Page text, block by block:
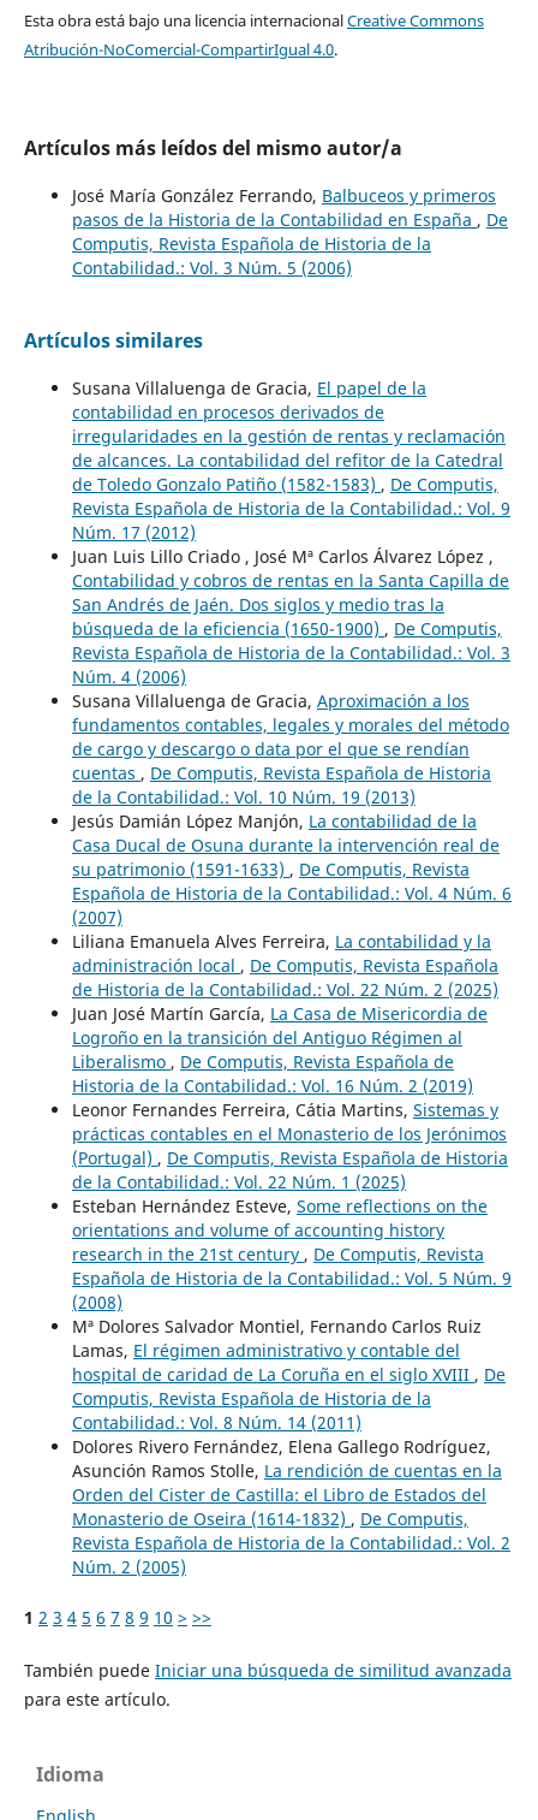
Esta obra está bajo una licencia internacionalCreative Commons
Atribución-NoComercial-CompartirIgual 4.0.
Artículos más leídos del mismo autor/a
José María González Ferrando, Balbuceos y primeros
pasos de la Historia de la Contabilidad en España , De
Computis, Revista Española de Historia de la
Contabilidad.: Vol. 3 Núm. 5 (2006)
Artículos similares
Susana Villaluenga de Gracia, El papel de la
contabilidad en procesos derivados de
irregularidades en la gestión de rentas y reclamación
de alcances. La contabilidad del refitor de la Catedral
de Toledo Gonzalo Patiño (1582-1583) , De Computis,
Revista Española de Historia de la Contabilidad.: Vol. 9
Núm. 17 (2012)
Juan Luis Lillo Criado , José Mª Carlos Álvarez López ,
Contabilidad y cobros de rentas en la Santa Capilla de
San Andrés de Jaén. Dos siglos y medio tras la
búsqueda de la eficiencia (1650-1900) , De Computis,
Revista Española de Historia de la Contabilidad.: Vol. 3
Núm. 4 (2006)
Susana Villaluenga de Gracia, Aproximación a los
fundamentos contables, legales y morales del método
de cargo y descargo o data por el que se rendían
cuentas , De Computis, Revista Española de Historia
de la Contabilidad.: Vol. 10 Núm. 19 (2013)
Jesús Damián López Manjón, La contabilidad de la
Casa Ducal de Osuna durante la intervención real de
su patrimonio (1591-1633) , De Computis, Revista
Española de Historia de la Contabilidad.: Vol. 4 Núm. 6
(2007)
Liliana Emanuela Alves Ferreira, La contabilidad y la
administración local , De Computis, Revista Española
de Historia de la Contabilidad.: Vol. 22 Núm. 2 (2025)
Juan José Martín García, La Casa de Misericordia de
Logroño en la transición del Antiguo Régimen al
Liberalismo , De Computis, Revista Española de
Historia de la Contabilidad.: Vol. 16 Núm. 2 (2019)
Leonor Fernandes Ferreira, Cátia Martins, Sistemas y
prácticas contables en el Monasterio de los Jerónimos
(Portugal) , De Computis, Revista Española de Historia
de la Contabilidad.: Vol. 22 Núm. 1 (2025)
Esteban Hernández Esteve, Some reflections on the
orientations and volume of accounting history
research in the 21st century , De Computis, Revista
Española de Historia de la Contabilidad.: Vol. 5 Núm. 9
(2008)
Mª Dolores Salvador Montiel, Fernando Carlos Ruiz
Lamas, El régimen administrativo y contable del
hospital de caridad de La Coruña en el siglo XVIII , De
Computis, Revista Española de Historia de la
Contabilidad.: Vol. 8 Núm. 14 (2011)
Dolores Rivero Fernández, Elena Gallego Rodríguez,
Asunción Ramos Stolle, La rendición de cuentas en la
Orden del Cister de Castilla: el Libro de Estados del
Monasterio de Oseira (1614-1832) , De Computis,
Revista Española de Historia de la Contabilidad.: Vol. 2
Núm. 2 (2005)
1 2 3 4 5 6 7 8 9 10 > >>
También puede Iniciar una búsqueda de similitud avanzada
para este artículo.
Idioma